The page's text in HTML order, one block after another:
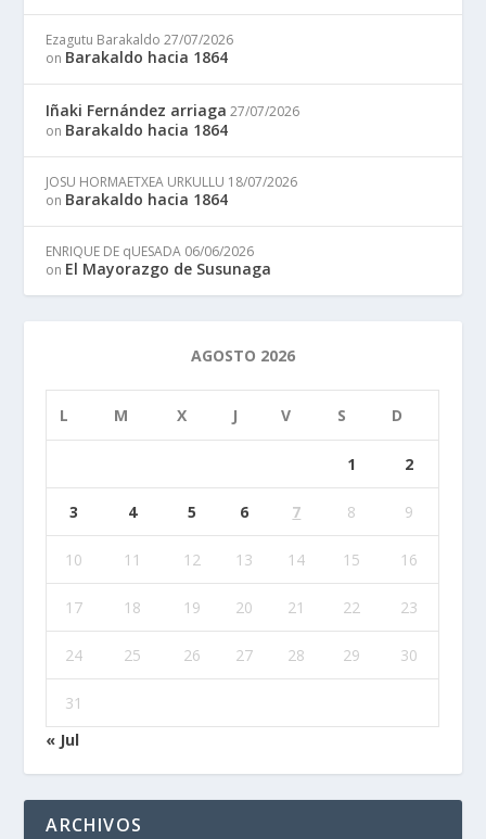
Ezagutu Barakaldo 27/07/2026
on Barakaldo hacia 1864
Iñaki Fernández arriaga 27/07/2026
on Barakaldo hacia 1864
JOSU HORMAETXEA URKULLU 18/07/2026
on Barakaldo hacia 1864
ENRIQUE DE qUESADA 06/06/2026
on El Mayorazgo de Susunaga
AGOSTO 2026
L M X J V S D
1 2
3 4 5 6 7 8 9
10 11 12 13 14 15 16
17 18 19 20 21 22 23
24 25 26 27 28 29 30
31
« Jul
ARCHIVOS